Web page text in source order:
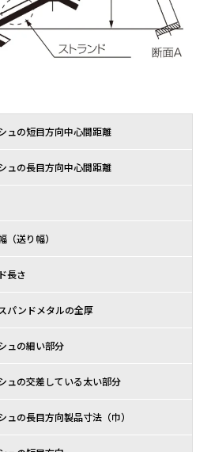
ュの短目方向中心間距離
ュの長目方向中心間距離
（送り幅）
長さ
パンドメタルの全厚
ュの細い部分
ュの交差している太い部分
ュの長目方向製品寸法（巾）